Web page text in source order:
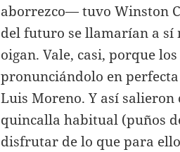
aborrezco— tuvo Winston
del futuro se llamarían a sí
oigan. Vale, casi, porque
pronunciándolo en
Luis Moreno. Y así salieron
quincalla habitual (puños
disfrutar de lo que para